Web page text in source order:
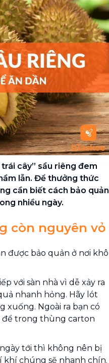
cây” sầu riêng đem
lẫn. Để thưởng thức
cần biết cách bảo quản
nhiều ngày.
còn nguyên vỏ
được bảo quản ở nơi khô
với sàn nhà vì dễ xảy ra
nhanh hỏng. Hãy lót
xuống. Ngoài ra bạn có
để trong thùng carton
tới thì không nên bị
khí chúng sẽ nhanh chín.